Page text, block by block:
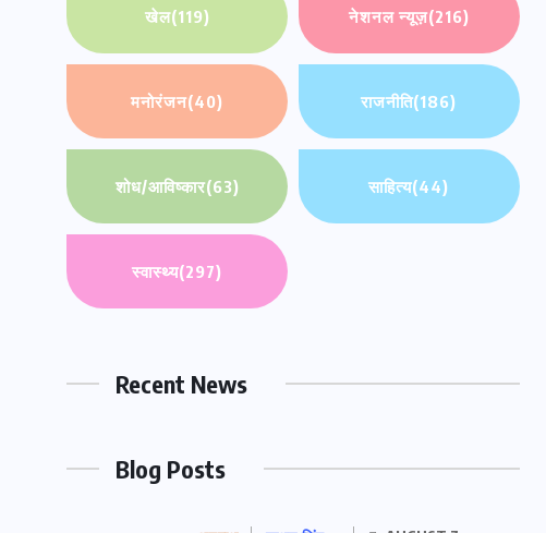
खेल(119) नेशनल न्यूज़(216)
मनोरंजन(40) राजनीति(186)
शोध/आविष्कार(63) साहित्य(44)
स्वास्थ्य(297)
Recent News
Blog Posts